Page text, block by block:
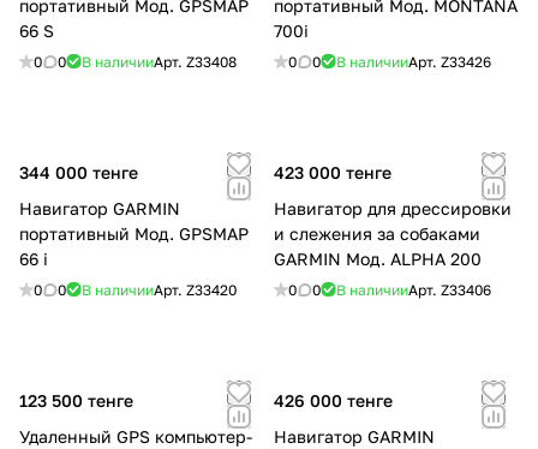
портативный Мод. GPSMAP
66 S
0 0 В наличииАрт. Z33408
портативный Мод. MONTANA
700i
0 0 В наличииАрт. Z33426
344 000 тенге
Навигатор GARMIN
портативный Мод. GPSMAP
66 i
0 0 В наличииАрт. Z33420
423 000 тенге
Навигатор для дрессировки
и слежения за собаками
GARMIN Мод. ALPHA 200
0 0 В наличииАрт. Z33406
123 500 тенге
Удаленный GPS компьютер-
426 000 тенге
Навигатор GARMIN